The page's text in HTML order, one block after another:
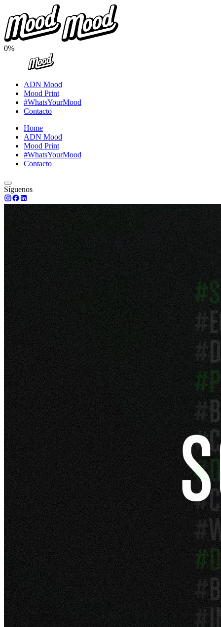
0%
ADN Mood
Mood Print
#WhatsYourMood
Contacto
Home
ADN Mood
Mood Print
#WhatsYourMood
Contacto
Síguenos